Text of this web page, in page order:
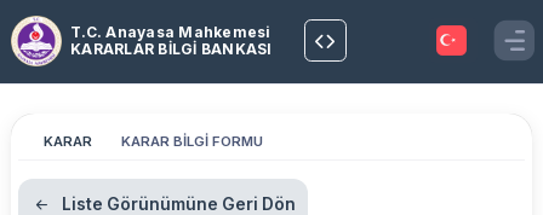
T.C. Anayasa Mahkemesi
KARARLAR BİLGİ BANKASI
KARAR KARAR BİLGİ FORMU
Liste Görünümüne Geri Dön